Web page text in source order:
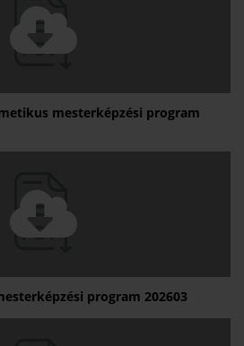
mesterképzési program
program 202603